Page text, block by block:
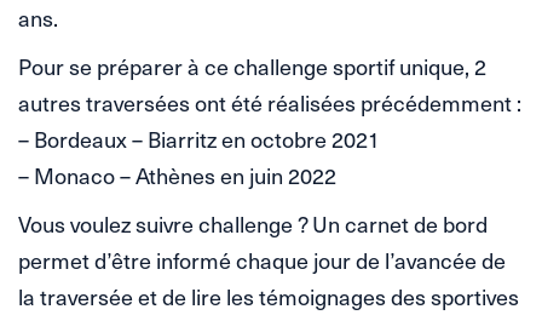
ans.
Pour se préparer à ce challenge sportif unique, 2
autres traversées ont été réalisées précédemment :
– Bordeaux – Biarritz en octobre 2021
– Monaco – Athènes en juin 2022
Vous voulez suivre challenge ? Un carnet de bord
permet d’être informé chaque jour de l’avancée de
la traversée et de lire les témoignages des sportives